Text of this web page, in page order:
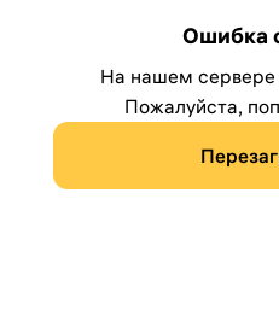
Ошибка
На нашем сервере
Пожалуйста,